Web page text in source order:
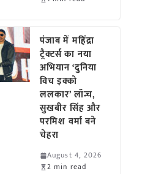
पंजाब में महिंद्रा
ट्रैक्टर्स का नया
अभियान ‘दुनिया
विच इक्को
ललकार’ लॉन्च,
सुखबीर सिंह और
परमिश वर्मा बने
चेहरा
August 4, 2026
2 min read